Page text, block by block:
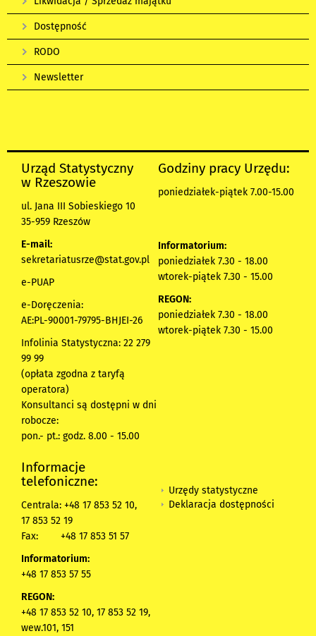
Dostępność
RODO
Newsletter
Urząd Statystyczny
w Rzeszowie
ul. Jana III Sobieskiego 10
35-959 Rzeszów
E-mail:
sekretariatusrze@stat.gov.pl
e-PUAP
e-Doręczenia:
AE:PL-90001-79795-BHJEI-26
Infolinia Statystyczna: 22 279
99 99
(opłata zgodna z taryfą
operatora)
Konsultanci są dostępni w dni
robocze:
pon.- pt.: godz. 8.00 - 15.00
Godziny pracy Urzędu:
poniedziałek-piątek 7.00-15.00
Informatorium:
poniedziałek 7.30 - 18.00
wtorek-piątek 7.30 - 15.00
REGON:
poniedziałek 7.30 - 18.00
wtorek-piątek 7.30 - 15.00
Informacje
telefoniczne:
Centrala: +48 17 853 52 10,
17 853 52 19
Fax:
+48 17 853 51 57
Informatorium:
+48 17 853 57 55
REGON:
+48 17 853 52 10, 17 853 52 19,
wew.101, 151
Urzędy statystyczne
Deklaracja dostępności